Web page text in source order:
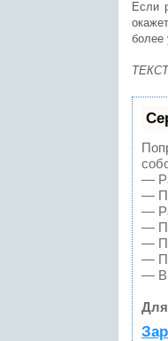
Если
более
—
—
—
—
—
—
—
Для